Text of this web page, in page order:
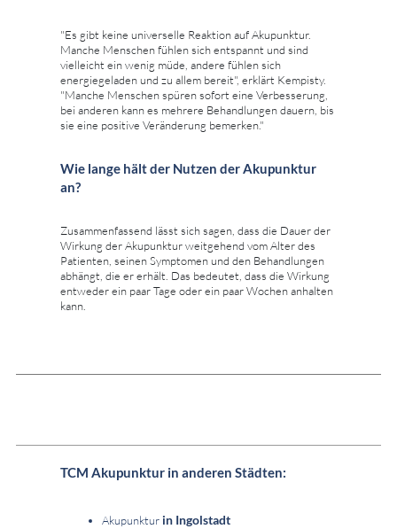
"Es gibt keine universelle Reaktion auf Akupunktur.
Manche Menschen fühlen sich entspannt und sind
vielleicht ein wenig müde, andere fühlen sich
energiegeladen und zu allem bereit", erklärt Kempisty.
"Manche Menschen spüren sofort eine Verbesserung,
bei anderen kann es mehrere Behandlungen dauern, bis
sie eine positive Veränderung bemerken."
Wie lange hält der Nutzen der Akupunktur
an?
Zusammenfassend lässt sich sagen, dass die Dauer der
Wirkung der Akupunktur weitgehend vom Alter des
Patienten, seinen Symptomen und den Behandlungen
abhängt, die er erhält. Das bedeutet, dass die Wirkung
entweder ein paar Tage oder ein paar Wochen anhalten
kann.
TCM Akupunktur in anderen Städten:
Akupunktur in Ingolstadt